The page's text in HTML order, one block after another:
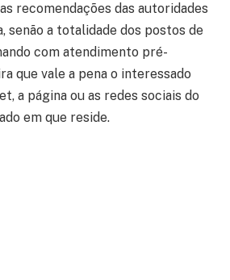
recomendações das autoridades
senão a totalidade dos postos de
com atendimento pré-
que vale a pena o interessado
a página ou as redes sociais do
em que reside.